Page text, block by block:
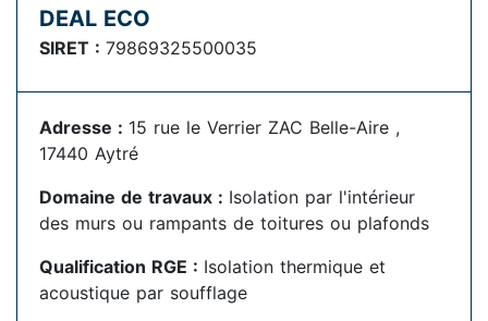
DEAL ECO
SIRET : 79869325500035
Adresse : 15 rue le Verrier ZAC Belle-Aire ,
17440 Aytré
Domaine de travaux : Isolation par l'intérieur
des murs ou rampants de toitures ou plafonds
Qualification RGE : Isolation thermique et
acoustique par soufflage